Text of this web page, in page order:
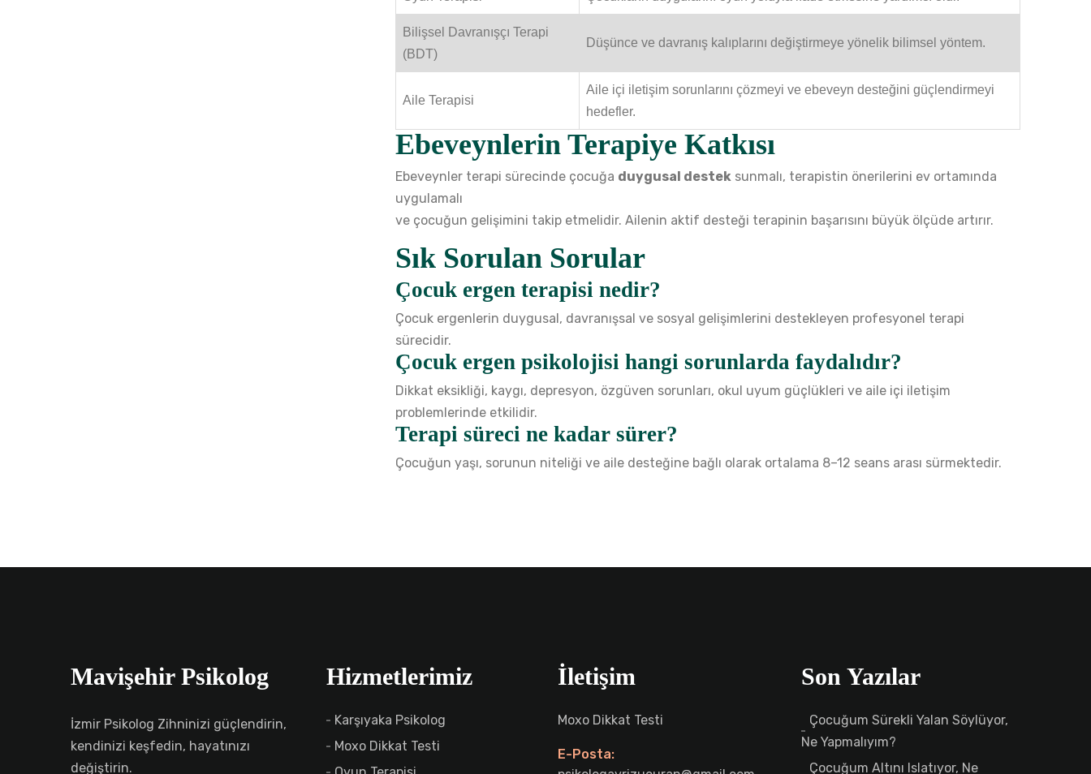
Bilişsel Davranışçı Terapi
(BDT)
Düşünce ve davranış kalıplarını değiştirmeye yönelik bilimsel yöntem.
Aile Terapisi
Aile içi iletişim sorunlarını çözmeyi ve ebeveyn desteğini güçlendirmeyi
hedefler.
Ebeveynlerin Terapiye Katkısı
Ebeveynler terapi sürecinde çocuğa duygusal destek sunmalı, terapistin önerilerini ev ortamında
uygulamalı
ve çocuğun gelişimini takip etmelidir. Ailenin aktif desteği terapinin başarısını büyük ölçüde artırır.
Sık Sorulan Sorular
Çocuk ergen terapisi nedir?
Çocuk ergenlerin duygusal, davranışsal ve sosyal gelişimlerini destekleyen profesyonel terapi
sürecidir.
Çocuk ergen psikolojisi hangi sorunlarda faydalıdır?
Dikkat eksikliği, kaygı, depresyon, özgüven sorunları, okul uyum güçlükleri ve aile içi iletişim
problemlerinde etkilidir.
Terapi süreci ne kadar sürer?
Çocuğun yaşı, sorunun niteliği ve aile desteğine bağlı olarak ortalama 8–12 seans arası sürmektedir.
Mavişehir Psikolog
İzmir Psikolog Zihninizi güçlendirin,
kendinizi keşfedin, hayatınızı
değiştirin.
Hizmetlerimiz
Karşıyaka Psikolog
Moxo Dikkat Testi
İletişim
Moxo Dikkat Testi
E-Posta:
Son Yazılar
Çocuğum Sürekli Yalan Söylüyor,
Ne Yapmalıyım?
Çocuğum Altını Islatıyor, Ne